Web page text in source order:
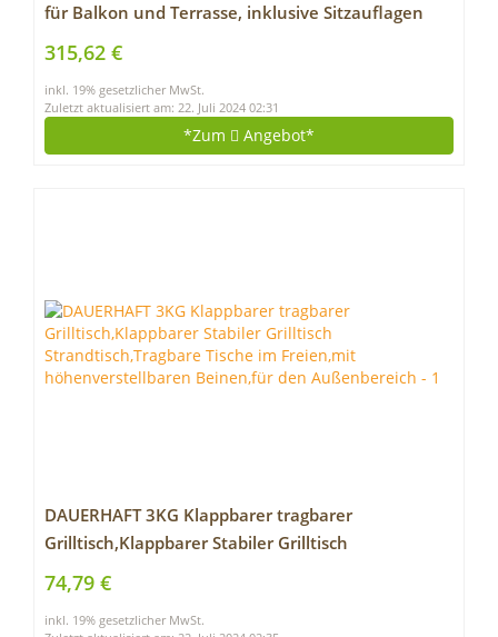
für Balkon und Terrasse, inklusive Sitzauflagen
und Rückenkissen, runde Rattanoptik, Lounge
Gartenmöbel, grau, 141x68x72cm
315,62 €
inkl. 19% gesetzlicher MwSt.
Zuletzt aktualisiert am: 22. Juli 2024 02:31
*Zum Angebot*
DAUERHAFT 3KG Klappbarer tragbarer
Grilltisch,Klappbarer Stabiler Grilltisch
Strandtisch,Tragbare Tische im Freien,mit
höhenverstellbaren Beinen,für den Außenbereich
74,79 €
inkl. 19% gesetzlicher MwSt.